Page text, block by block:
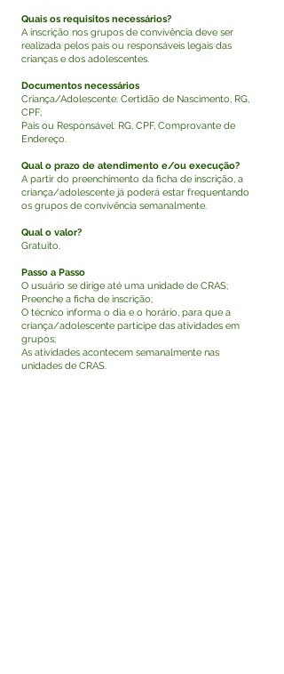
Quais os requisitos necessários?
A inscrição nos grupos de convivência deve ser
realizada pelos pais ou responsáveis legais das
crianças e dos adolescentes.
Documentos necessários
Criança/Adolescente: Certidão de Nascimento, RG,
CPF;
Pais ou Responsável: RG, CPF, Comprovante de
Endereço.
Qual o prazo de atendimento e/ou execução?
A partir do preenchimento da ficha de inscrição, a
criança/adolescente já poderá estar frequentando
os grupos de convivência semanalmente.
Qual o valor?
Gratuito.
Passo a Passo
O usuário se dirige até uma unidade de CRAS;
Preenche a ficha de inscrição;
O técnico informa o dia e o horário, para que a
criança/adolescente participe das atividades em
grupos;
As atividades acontecem semanalmente nas
unidades de CRAS.